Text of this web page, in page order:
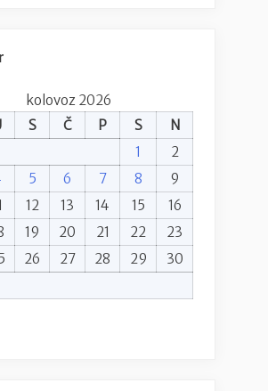
kolovoz 2026
S Č P S
N
1
2
5 6 7 8
9
12 13 14 15
16
19 20 21 22
23
26 27 28 29
30